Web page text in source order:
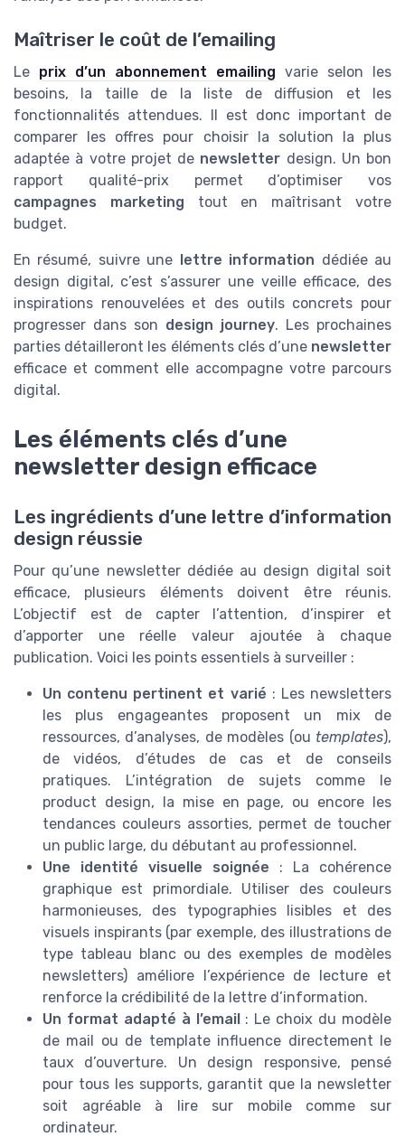
Maîtriser le coût de l’emailing
Le prix d’un abonnement emailing varie selon les
besoins, la taille de la liste de diffusion et les
fonctionnalités attendues. Il est donc important de
comparer les offres pour choisir la solution la plus
adaptée à votre projet de newsletter design. Un bon
rapport qualité-prix permet d’optimiser vos
campagnes marketing tout en maîtrisant votre
budget.
En résumé, suivre une lettre information dédiée au
design digital, c’est s’assurer une veille efficace, des
inspirations renouvelées et des outils concrets pour
progresser dans son design journey. Les prochaines
parties détailleront les éléments clés d’une newsletter
efficace et comment elle accompagne votre parcours
digital.
Les éléments clés d’une
newsletter design efficace
Les ingrédients d’une lettre d’information
design réussie
Pour qu’une newsletter dédiée au design digital soit
efficace, plusieurs éléments doivent être réunis.
L’objectif est de capter l’attention, d’inspirer et
d’apporter une réelle valeur ajoutée à chaque
publication. Voici les points essentiels à surveiller :
Un contenu pertinent et varié : Les newsletters
les plus engageantes proposent un mix de
ressources, d’analyses, de modèles (ou templates),
de vidéos, d’études de cas et de conseils
pratiques. L’intégration de sujets comme le
product design, la mise en page, ou encore les
tendances couleurs assorties, permet de toucher
un public large, du débutant au professionnel.
Une identité visuelle soignée : La cohérence
graphique est primordiale. Utiliser des couleurs
harmonieuses, des typographies lisibles et des
visuels inspirants (par exemple, des illustrations de
type tableau blanc ou des exemples de modèles
newsletters) améliore l’expérience de lecture et
renforce la crédibilité de la lettre d’information.
Un format adapté à l’email: Le choix du modèle
de mail ou de template influence directement le
taux d’ouverture. Un design responsive, pensé
pour tous les supports, garantit que la newsletter
soit agréable à lire sur mobile comme sur
ordinateur.